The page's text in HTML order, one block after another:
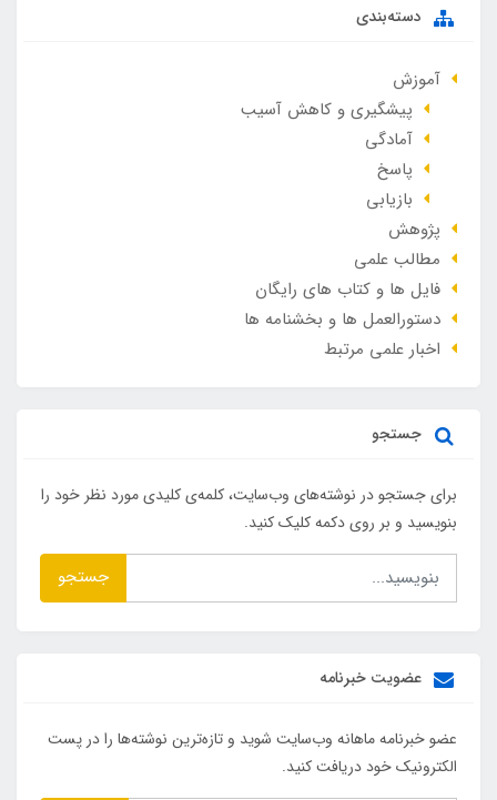
دسته‌بندی
آموزش
پیشگیری و کاهش آسیب
آمادگی
پاسخ
بازیابی
پژوهش
مطالب علمی
فایل ها و کتاب های رایگان
دستورالعمل ها و بخشنامه ها
اخبار علمی مرتبط
جستجو
برای جستجو در نوشته‌های وب‌سایت، کلمه‌ی کلیدی مورد نظر خود را
بنویسید و بر روی دکمه کلیک کنید.
جستجو
عضویت خبرنامه
عضو خبرنامه ماهانه وب‌سایت شوید و تازه‌ترین نوشته‌ها را در پست
الکترونیک خود دریافت کنید.